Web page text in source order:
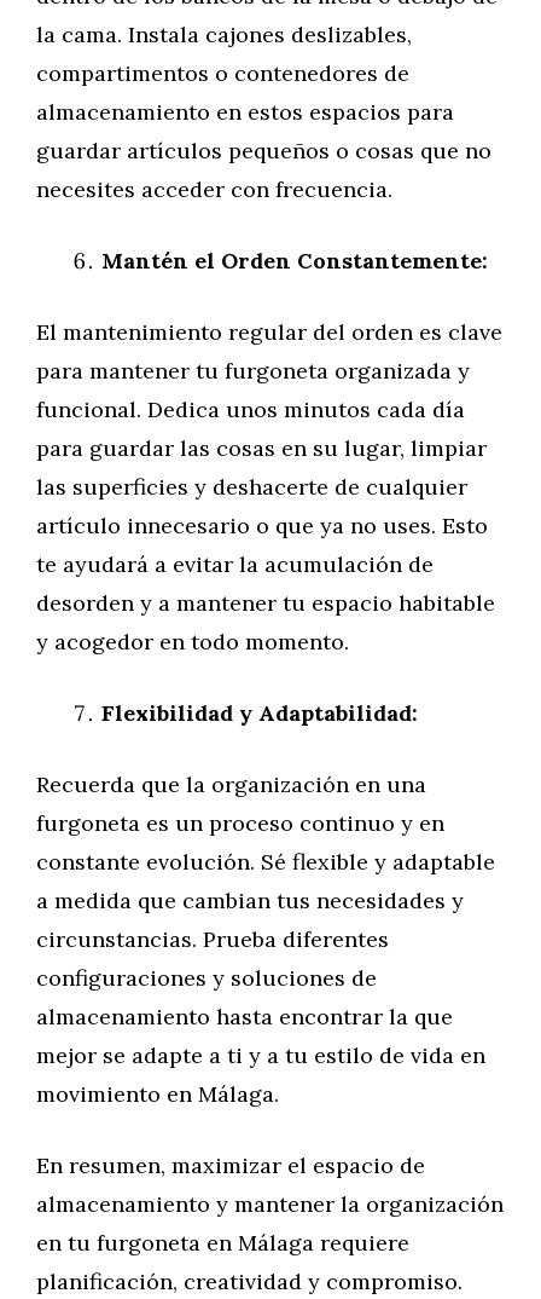
la cama. Instala cajones deslizables,
compartimentos o contenedores de
almacenamiento en estos espacios para
guardar artículos pequeños o cosas que no
necesites acceder con frecuencia.
Mantén el Orden Constantemente:
El mantenimiento regular del orden es clave
para mantener tu furgoneta organizada y
funcional. Dedica unos minutos cada día
para guardar las cosas en su lugar, limpiar
las superficies y deshacerte de cualquier
artículo innecesario o que ya no uses. Esto
te ayudará a evitar la acumulación de
desorden y a mantener tu espacio habitable
y acogedor en todo momento.
Flexibilidad y Adaptabilidad:
Recuerda que la organización en una
furgoneta es un proceso continuo y en
constante evolución. Sé flexible y adaptable
a medida que cambian tus necesidades y
circunstancias. Prueba diferentes
configuraciones y soluciones de
almacenamiento hasta encontrar la que
mejor se adapte a ti y a tu estilo de vida en
movimiento en Málaga.
En resumen, maximizar el espacio de
almacenamiento y mantener la organización
en tu furgoneta en Málaga requiere
planificación, creatividad y compromiso.